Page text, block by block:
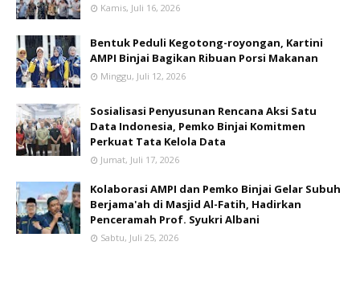
Kamis, Juli 16, 2026
Bentuk Peduli Kegotong-royongan, Kartini
AMPI Binjai Bagikan Ribuan Porsi Makanan
Minggu, Juli 12, 2026
Sosialisasi Penyusunan Rencana Aksi Satu
Data Indonesia, Pemko Binjai Komitmen
Perkuat Tata Kelola Data
Jumat, Juli 17, 2026
Kolaborasi AMPI dan Pemko Binjai Gelar Subuh
Berjama'ah di Masjid Al-Fatih, Hadirkan
Penceramah Prof. Syukri Albani
Sabtu, Juli 25, 2026